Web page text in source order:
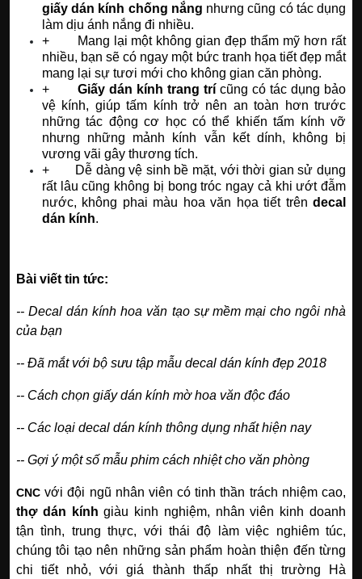
giấy dán kính chống nắng nhưng cũng có tác dụng
làm dịu ánh nắng đi nhiều.
+ Mang lại một không gian đẹp thẩm mỹ hơn rất
nhiều, bạn sẽ có ngay một bức tranh họa tiết đẹp mắt
mang lại sự tươi mới cho không gian căn phòng.
+ Giấy dán kính trang trí cũng có tác dụng bảo
vệ kính, giúp tấm kính trở nên an toàn hơn trước
những tác động cơ học có thể khiến tấm kính vỡ
nhưng những mảnh kính vẫn kết dính, không bị
vương vãi gây thương tích.
+ Dễ dàng vệ sinh bề mặt, với thời gian sử dụng
rất lâu cũng không bị bong tróc ngay cả khi ướt đẫm
nước, không phai màu hoa văn họa tiết trên decal
dán kính.
Bài viết tin tức:
--Decal dán kính hoa văn tạo sự mềm mại cho ngôi nhà
của bạn
-- Đã mắt với bộ sưu tập mẫu decal dán kính đẹp 2018
-- Cách chọn giấy dán kính mờ hoa văn độc đáo
-- Các loại decal dán kính thông dụng nhất hiện nay
-- Gợi ý một số mẫu phim cách nhiệt cho văn phòng
CNC với đội ngũ nhân viên có tinh thần trách nhiệm cao,
thợ dán kính giàu kinh nghiệm, nhân viên kinh doanh
tận tình, trung thực, với thái độ làm việc nghiêm túc,
chúng tôi tạo nên những sản phẩm hoàn thiện đến từng
chi tiết nhỏ, với giá thành thấp nhất thị trường Hà